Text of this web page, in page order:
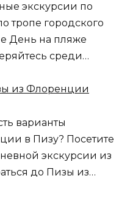
экскурсии по
тропе городского
День на пляже
среди…
из Флоренции
варианты
в Пизу? Посетите
экскурсии из
до Пизы из…